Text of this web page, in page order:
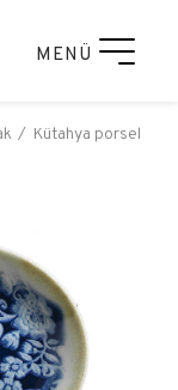
MENÜ
Kütahya porselen